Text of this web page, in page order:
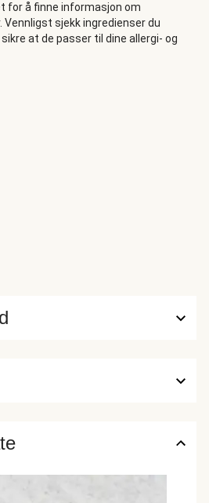
oplevelse takket være
Retten forbedres yderligere af
med frisk persille, og med
for å finne informasjon om
Vennligst sjekk ingredienser du
at de passer til dine allergi- og